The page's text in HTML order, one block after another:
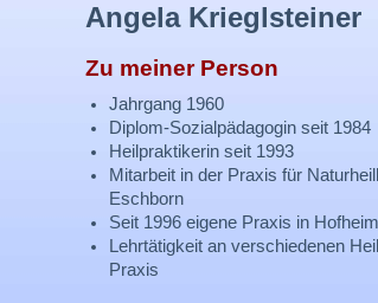
Angela Krieglsteiner
Zu meiner Person
Jahrgang 1960
Diplom-Sozialpädagogin seit 1984
Heilpraktikerin seit 1993
Mitarbeit in der Praxis für
Eschborn
Seit 1996 eigene Praxis in
Lehrtätigkeit an verschiedenen
Praxis